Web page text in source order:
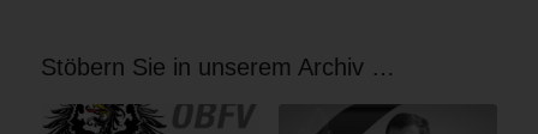
Stöbern Sie in unserem Archiv …